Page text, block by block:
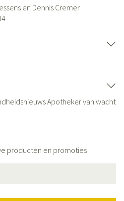
en Dennis Cremer
Apotheker van wacht
producten en promoties